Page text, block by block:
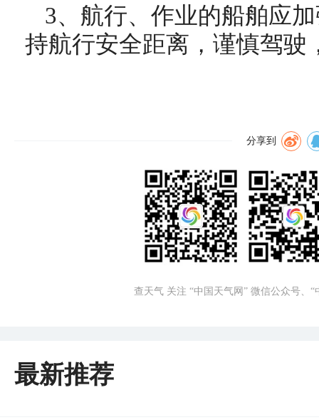
3、航行、作业的船舶应
持航行安全距离，谨慎驾驶
分享到
查天气 关注 “中国天气网” 微信公众号、
最新推荐